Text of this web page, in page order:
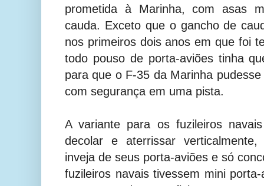
prometida à Marinha, com asas
cauda. Exceto que o gancho de
nos primeiros dois anos em que foi
todo pouso de porta-aviões tinha
para que o F-35 da Marinha
com segurança em uma pista.
A variante para os fuzileiros
decolar e aterrissar
inveja de seus porta-aviões e só
fuzileiros navais tivessem mini